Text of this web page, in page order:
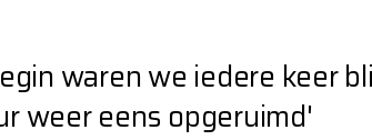
waren we iedere keer
weer eens opgeruimd'